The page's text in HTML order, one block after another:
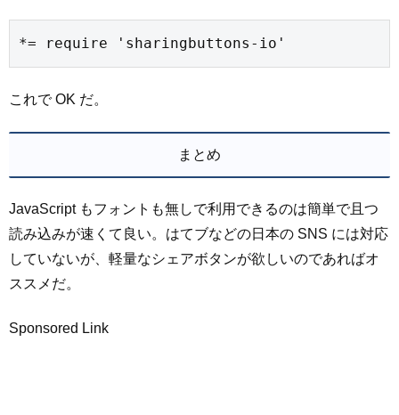
*= require 'sharingbuttons-io'
これで OK だ。
まとめ
JavaScript もフォントも無しで利用できるのは簡単で且つ
読み込みが速くて良い。はてブなどの日本の SNS には対応
していないが、軽量なシェアボタンが欲しいのであればオ
ススメだ。
Sponsored Link